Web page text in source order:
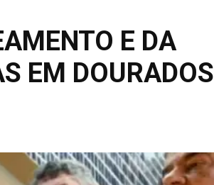
E DA
EM DOURADOS